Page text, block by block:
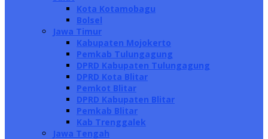
Kota Kotamobagu
Bolsel
Jawa Timur
Kabupaten Mojokerto
Pemkab Tulungagung
DPRD Kabupaten Tulungagung
DPRD Kota Blitar
Pemkot Blitar
DPRD Kabupaten Blitar
Pemkab Blitar
Kab Trenggalek
Jawa Tengah